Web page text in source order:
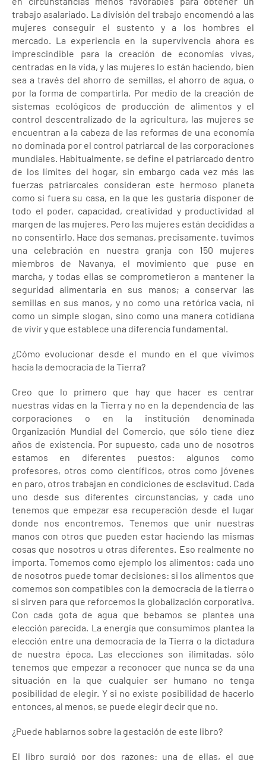
trabajo asalariado. La división del trabajo encomendó a las
mujeres conseguir el sustento y a los hombres el
mercado. La experiencia en la supervivencia ahora es
imprescindible para la creación de economías vivas,
centradas en la vida, y las mujeres lo están haciendo, bien
sea a través del ahorro de semillas, el ahorro de agua, o
por la forma de compartirla. Por medio de la creación de
sistemas ecológicos de producción de alimentos y el
control descentralizado de la agricultura, las mujeres se
encuentran a la cabeza de las reformas de una economía
no dominada por el control patriarcal de las corporaciones
mundiales. Habitualmente, se define el patriarcado dentro
de los límites del hogar, sin embargo cada vez más las
fuerzas patriarcales consideran este hermoso planeta
como si fuera su casa, en la que les gustaría disponer de
todo el poder, capacidad, creatividad y productividad al
margen de las mujeres. Pero las mujeres están decididas a
no consentirlo. Hace dos semanas, precisamente, tuvimos
una celebración en nuestra granja con 150 mujeres
miembros de Navanya, el movimiento que puse en
marcha, y todas ellas se comprometieron a mantener la
seguridad alimentaria en sus manos; a conservar las
semillas en sus manos, y no como una retórica vacía, ni
como un simple slogan, sino como una manera cotidiana
de vivir y que establece una diferencia fundamental.
¿Cómo evolucionar desde el mundo en el que vivimos
hacia la democracia de la Tierra?
Creo que lo primero que hay que hacer es centrar
nuestras vidas en la Tierra y no en la dependencia de las
corporaciones o en la institución denominada
Organización Mundial del Comercio, que sólo tiene diez
años de existencia. Por supuesto, cada uno de nosotros
estamos en diferentes puestos: algunos como
profesores, otros como científicos, otros como jóvenes
en paro, otros trabajan en condiciones de esclavitud. Cada
uno desde sus diferentes circunstancias, y cada uno
tenemos que empezar esa recuperación desde el lugar
donde nos encontremos. Tenemos que unir nuestras
manos con otros que pueden estar haciendo las mismas
cosas que nosotros u otras diferentes. Eso realmente no
importa. Tomemos como ejemplo los alimentos: cada uno
de nosotros puede tomar decisiones: si los alimentos que
comemos son compatibles con la democracia de la tierra o
si sirven para que reforcemos la globalización corporativa.
Con cada gota de agua que bebamos se plantea una
elección parecida. La energía que consumimos plantea la
elección entre una democracia de la Tierra o la dictadura
de nuestra época. Las elecciones son ilimitadas, sólo
tenemos que empezar a reconocer que nunca se da una
situación en la que cualquier ser humano no tenga
posibilidad de elegir. Y si no existe posibilidad de hacerlo
entonces, al menos, se puede elegir decir que no.
¿Puede hablarnos sobre la gestación de este libro?
El libro surgió por dos razones: una de ellas, el que